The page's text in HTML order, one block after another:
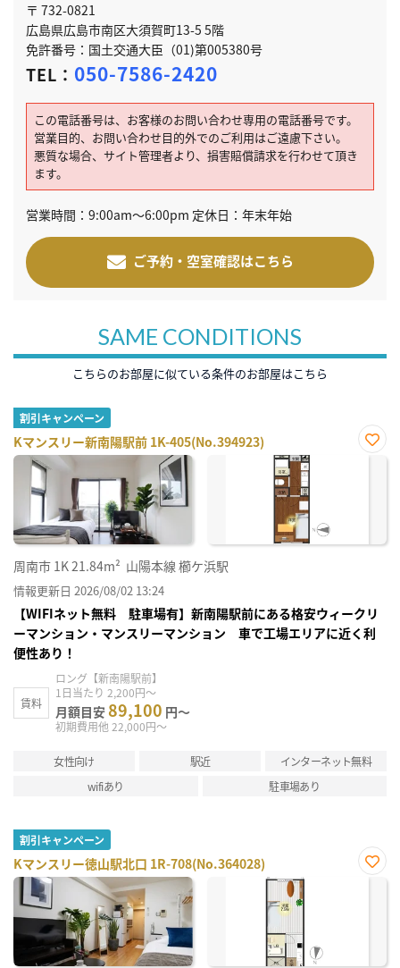
〒 732-0821
広島県広島市南区大須賀町13-5 5階
免許番号：国土交通大臣（01)第005380号
TEL： 050-7586-2420
この電話番号は、お客様のお問い合わせ専用の電話番号です。
営業目的、お問い合わせ目的外でのご利用はご遠慮下さい。
悪質な場合、サイト管理者より、損害賠償請求を行わせて頂き
ます。
営業時間：9:00am～6:00pm 定休日：年末年始
ご予約・空室確認はこちら
SAME CONDITIONS
こちらのお部屋に似ている条件のお部屋はこちら
割引キャンペーン
Kマンスリー新南陽駅前 1K-405(No.394923)
お気
周南市 1K21.84m² 山陽本線 櫛ケ浜駅
情報更新日 2026/08/02 13:24
【WIFIネット無料 駐車場有】新南陽駅前にある格安ウィークリ
ーマンション・マンスリーマンション 車で工場エリアに近く利
便性あり！
賃料
ロング【新南陽駅前】
1日当たり 2,200円～
月額目安 89,100 円～
初期費用他 22,000円～
女性向け 駅近
インターネット無料
wifiあり
駐車場あり
割引キャンペーン
Kマンスリー徳山駅北口 1R-708(No.364028)
お気